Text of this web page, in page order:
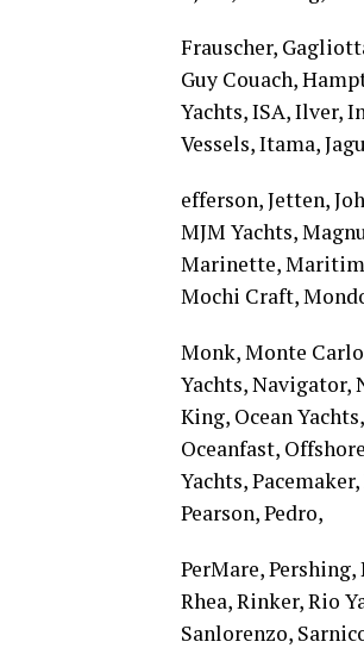
Frauscher,
Guy Couach,
Yachts, ISA, Ilver,
Vessels, Itama,
efferson, Jetten,
MJM Yachts,
Marinette,
Mochi Craft,
Monk, Monte
Yachts, Navigator,
King, Ocean Yachts,
Oceanfast,
Yachts,
Pearson, Pedro,
PerMare,
Rhea, Rinker, Rio
Sanlorenzo,